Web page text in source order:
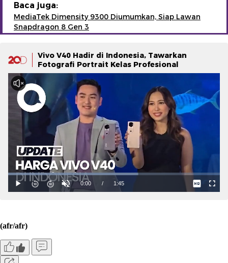
Baca juga:
MediaTek Dimensity 9300 Diumumkan, Siap Lawan
Snapdragon 8 Gen 3
Vivo V40 Hadir di Indonesia, Tawarkan
Fotografi Portrait Kelas Profesional
(afr/afr)